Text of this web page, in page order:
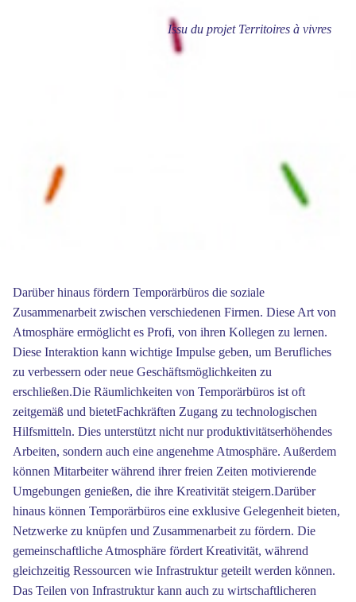
Issu du projet Territoires à vivres
Darüber hinaus fördern Temporärbüros die soziale
Zusammenarbeit zwischen verschiedenen Firmen. Diese Art von
Atmosphäre ermöglicht es Profi, von ihren Kollegen zu lernen.
Diese Interaktion kann wichtige Impulse geben, um Berufliches
zu verbessern oder neue Geschäftsmöglichkeiten zu
erschließen.Die Räumlichkeiten von Temporärbüros ist oft
zeitgemäß und bietetFachkräften Zugang zu technologischen
Hilfsmitteln. Dies unterstützt nicht nur produktivitätserhöhendes
Arbeiten, sondern auch eine angenehme Atmosphäre. Außerdem
können Mitarbeiter während ihrer freien Zeiten motivierende
Umgebungen genießen, die ihre Kreativität steigern.Darüber
hinaus können Temporärbüros eine exklusive Gelegenheit bieten,
Netzwerke zu knüpfen und Zusammenarbeit zu fördern. Die
gemeinschaftliche Atmosphäre fördert Kreativität, während
gleichzeitig Ressourcen wie Infrastruktur geteilt werden können.
Das Teilen von Infrastruktur kann auch zu wirtschaftlicheren